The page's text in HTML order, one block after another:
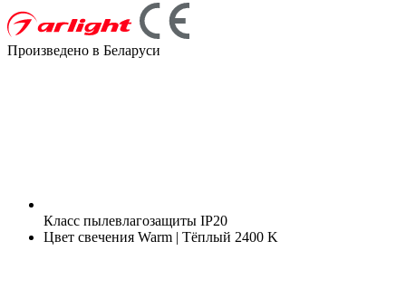
Произведено в Беларуси
Класс пылевлагозащиты IP20
Цвет свечения Warm | Тёплый 2400 K